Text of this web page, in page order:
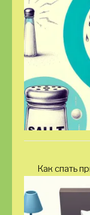
Как спать